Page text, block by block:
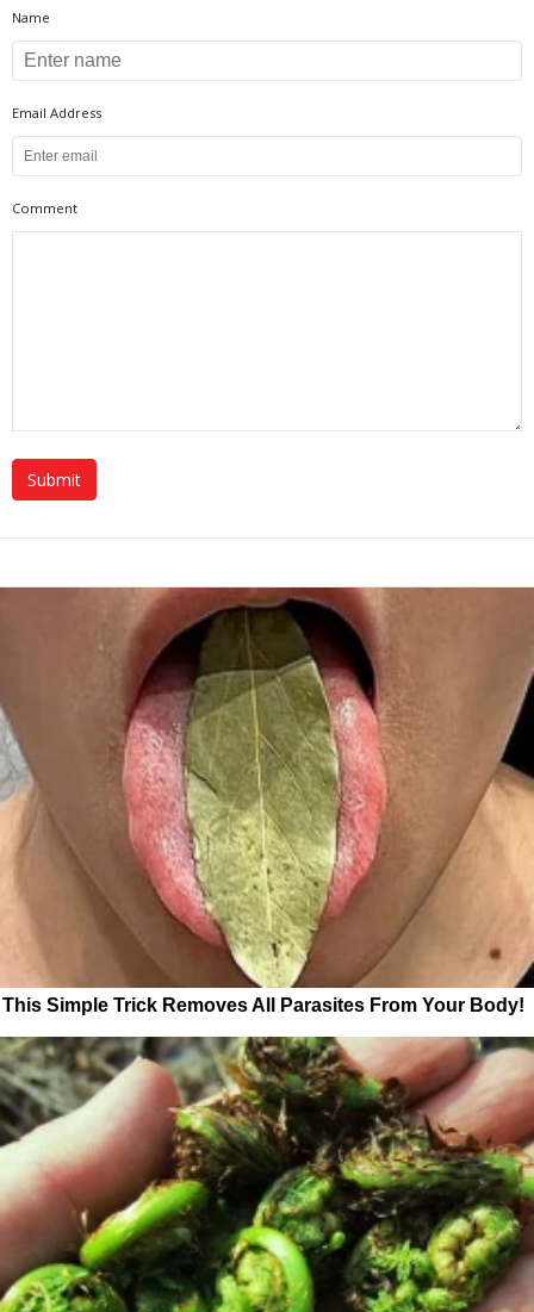
Name
Email Address
Comment
This Simple Trick Removes All Parasites From Your Body!